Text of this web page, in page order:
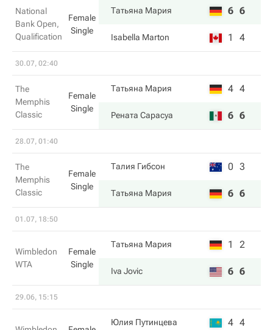
National
Bank Open,
Qualification
Female
Single
Татьяна Мария 6 6
Isabella Marton 1 4
30.07, 02:40
The
Memphis
Classic
Female
Single
Татьяна Мария 4 4
Рената Сарасуа 6 6
28.07, 01:40
The
Memphis
Classic
Female
Single
Талия Гибсон 0 3
Татьяна Мария 6 6
01.07, 18:50
Wimbledon
WTA
Female
Single
Татьяна Мария 1 2
Iva Jovic 6 6
29.06, 15:15
Юлия Путинцева 4 4